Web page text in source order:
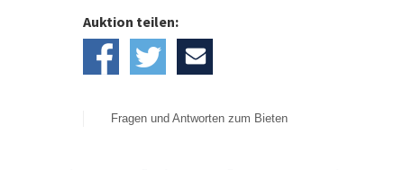
Auktion teilen:
Fragen und Antworten zum Bieten